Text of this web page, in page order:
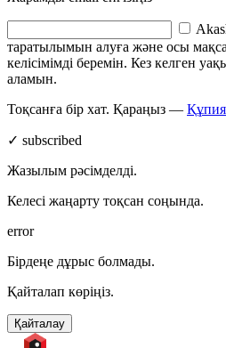
таратылымын алуға және осы
келісімімді беремін. Кез келген
аламын.
Тоқсанға бір хат. Қараңыз —
✓ subscribed
Жазылым рәсімделді.
Келесі жаңарту тоқсан соңында.
error
Бірдеңе дұрыс болмады.
Қайталап көріңіз.
Қайталау